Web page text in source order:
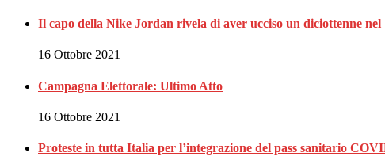
Il capo della Nike Jordan rivela di aver ucciso un diciottenne nel
16 Ottobre 2021
Campagna Elettorale: Ultimo Atto
16 Ottobre 2021
Proteste in tutta Italia per l’integrazione del pass sanitario